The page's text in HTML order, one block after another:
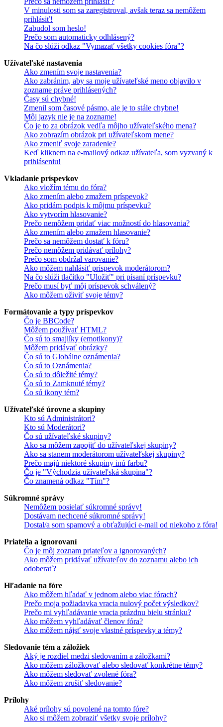
V minulosti som sa zaregistroval, avšak teraz sa nemôžem
prihlásiť!
Zabudol som heslo!
Prečo som automaticky odhlásený?
Na čo slúži odkaz "Vymazať všetky cookies fóra"?
Užívateľské nastavenia
Ako zmením svoje nastavenia?
Ako zabránim, aby sa moje užívateľské meno objavilo v
zozname práve prihlásených?
Časy sú chybné!
Zmenil som časové pásmo, ale je to stále chybne!
Môj jazyk nie je na zozname!
Čo je to za obrázok vedľa môjho užívateľského mena?
Ako zobrazím obrázok pri užívateľskom mene?
Ako zmeniť svoje zaradenie?
Keď kliknem na e-mailový odkaz užívateľa, som vyzvaný k
prihláseniu!
Vkladanie príspevkov
Ako vložím tému do fóra?
Ako zmením alebo zmažem príspevok?
Ako pridám podpis k môjmu príspevku?
Ako vytvorím hlasovanie?
Prečo nemôžem pridať viac možností do hlasovania?
Ako zmením alebo zmažem hlasovanie?
Prečo sa nemôžem dostať k fóru?
Prečo nemôžem pridávať prílohy?
Prečo som obdržal varovanie?
Ako môžem nahlásiť príspevok moderátorom?
Na čo slúži tlačítko "Uložiť" pri písaní príspevku?
Prečo musí byť môj príspevok schválený?
Ako môžem oživiť svoje témy?
Formátovanie a typy príspevkov
Čo je BBCode?
Môžem používať HTML?
Čo sú to smajlíky (emotikony)?
Môžem pridávať obrázky?
Čo sú to Globálne oznámenia?
Čo sú to Oznámenia?
Čo sú to dôležité témy?
Čo sú to Zamknuté témy?
Čo sú ikony tém?
Užívateľské úrovne a skupiny
Kto sú Administrátori?
Kto sú Moderátori?
Čo sú užívateľské skupiny?
Ako sa môžem zapojiť do užívateľskej skupiny?
Ako sa stanem moderátorom užívateľskej skupiny?
Prečo majú niektoré skupiny inú farbu?
Čo je "Východzia užívateľská skupina"?
Čo znamená odkaz "Tím"?
Súkromné správy
Nemôžem posielať súkromné správy!
Dostávam nechcené súkromné správy!
Dostal/a som spamový a obťažujúci e-mail od niekoho z fóra!
Priatelia a ignorovaní
Čo je môj zoznam priateľov a ignorovaných?
Ako môžem pridávať užívateľov do zoznamu alebo ich
odoberať?
Hľadanie na fóre
Ako môžem hľadať v jednom alebo viac fórach?
Prečo moja požiadavka vracia nulový počet výsledkov?
Prečo mi vyhľadávanie vracia prázdnu bielu stránku?
Ako môžem vyhľadávať členov fóra?
Ako môžem nájsť svoje vlastné príspevky a témy?
Sledovanie tém a záložiek
Aký je rozdiel medzi sledovaním a záložkami?
Ako môžem záložkovať alebo sledovať konkrétne témy?
Ako môžem sledovať zvolené fóra?
Ako môžem zrušiť sledovanie?
Prílohy
Aké prílohy sú povolené na tomto fóre?
Ako si môžem zobraziť všetky svoje prílohy?